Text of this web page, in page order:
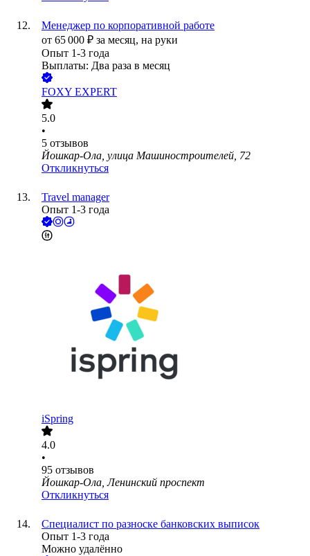
Менеджер по корпоративной работе
от 65 000 ₽ за месяц, на руки
Опыт 1-3 года
Выплаты: Два раза в месяц
FOXY EXPERT
5.0
•
5 отзывов
Йошкар-Ола, улица Машиностроителей, 72
Откликнуться
Travel manager
Опыт 1-3 года
iSpring
4.0
•
95 отзывов
Йошкар-Ола, Ленинский проспект
Откликнуться
Специалист по разноске банковских выписок
Опыт 1-3 года
Можно удалённо